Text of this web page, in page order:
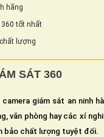
hãng
tốt nhất
lượng
SÁT 360
giám sát an ninh
văn phòng hay các xí
bảo chất lượng tuyệt đối.